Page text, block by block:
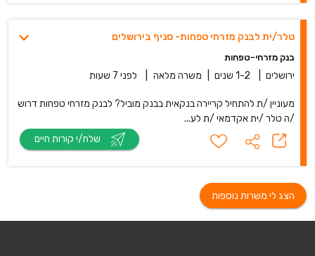
טלר/ית לבנק מזרחי טפחות- סניף בירושלים
בנק מזרחי-טפחות
ירושלים 1-2 שנים משרה מלאה לפני 7 שעות
מעוניין /ת להתחיל קריירה בנקאית בבנק מוביל? לבנק מזרחי טפחות דרוש
/ה טלר /ית אקדמאי /ת לע...
הצג לי משרות נוספות